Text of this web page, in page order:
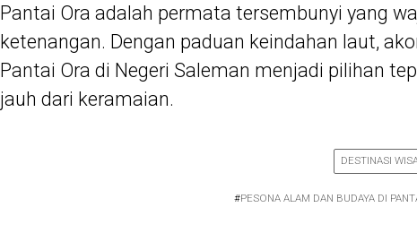
Pantai Ora adalah permata tersembunyi yang
ketenangan. Dengan paduan keindahan laut,
Pantai Ora di Negeri Saleman menjadi pilihan
jauh dari keramaian.
DESTINASI
#PESONA ALAM DAN BUDAYA DI